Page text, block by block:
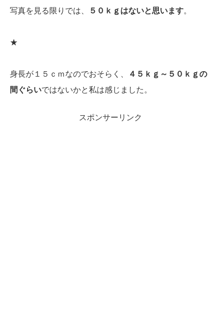
写真を見る限りでは、
５０ｋｇはないと思います。
★
身長が１５ｃｍなのでおそらく、
４５ｋｇ～５０ｋｇの
間ぐらいではないかと私は感じました。
スポンサーリンク